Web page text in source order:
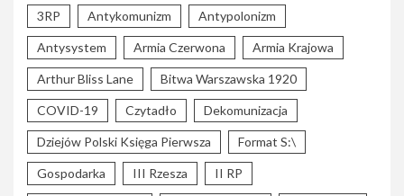
3RP Antykomunizm Antypolonizm
Antysystem Armia Czerwona Armia Krajowa
Arthur Bliss Lane Bitwa Warszawska 1920
COVID-19 Czytadło Dekomunizacja
Dziejów Polski Księga Pierwsza Format S:\
Gospodarka III Rzesza II RP